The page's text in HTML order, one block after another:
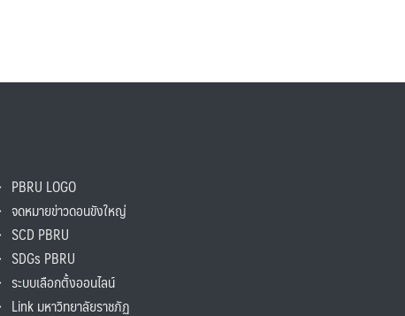
PBRU LOGO
จดหมายข่าวดอนขังใหญ่
SCD PBRU
SDGs PBRU
ระบบเลือกตั้งออนไลน์
Link มหาวิทยาลัยราชภัฏ